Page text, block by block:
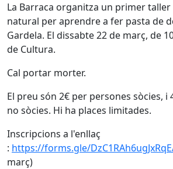
La Barraca organitza un primer taller
natural per aprendre a fer pasta de
Gardela. El dissabte 22 de març, de
de Cultura.
Cal portar morter.
El preu són 2€ per persones sòcies, i
no sòcies. Hi ha places limitades.
Inscripcions a l'enllaç
: https://forms.gle/
març)